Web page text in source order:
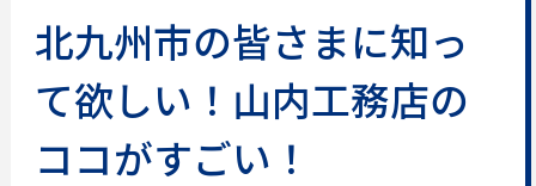
北九州市の皆さまに知っ
て欲しい！山内工務店の
ココがすごい！